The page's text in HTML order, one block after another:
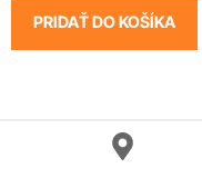
PRIDAŤ DO KOŠÍKA